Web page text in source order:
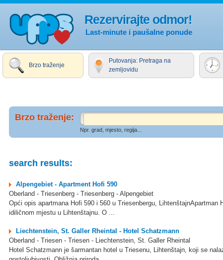
Rezervirajte odmor!
Last-minute i paušalne ponude
Brzo traženje
Putovanja: Pretraga na
zemljovidu
Brzo traženje:
Npr. grad, mjesto, regija...
search results:
Alpengebiet - Apartment Hofi 590
Oberland - Triesenberg - Triesenberg - Alpengebiet
Opći opis apartmana Hofi 590 i 560 u Triesenbergu,
idiličnom mjestu u Lihtenštajnu. O ...
Liechtenstein, St. Galler Rheintal - Hotel Schatzmann
Oberland - Triesen - Triesen - Liechtenstein, St. Galler Rheintal
Hotel Schatzmann je šarmantan hotel u Triesenu, Lihtenštajn, koji se